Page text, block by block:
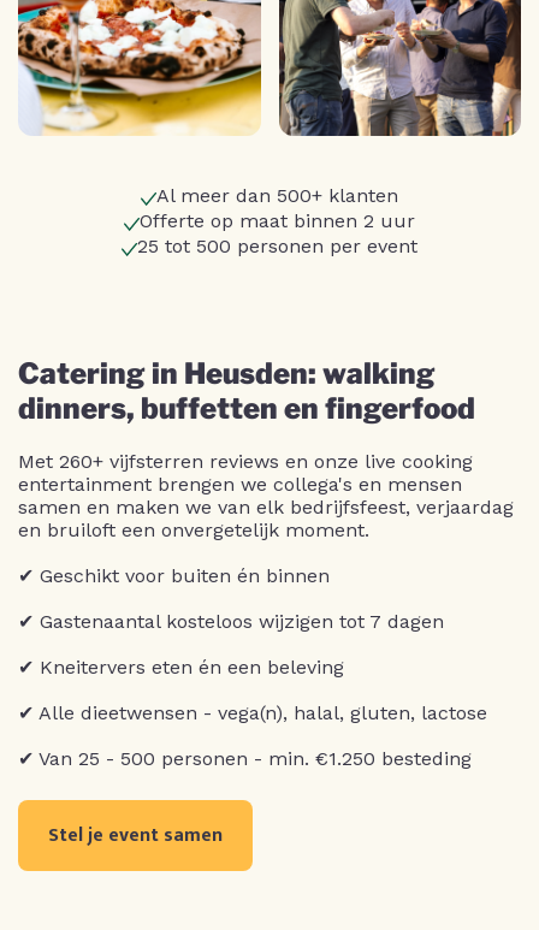
Al meer dan 500+ klanten
Offerte op maat binnen 2 uur
25 tot 500 personen per event
Catering in Heusden: walking
dinners, buffetten en fingerfood
Met 260+ vijfsterren reviews en onze live cooking
entertainment brengen we collega's en mensen
samen en maken we van elk bedrijfsfeest, verjaardag
en bruiloft een onvergetelijk moment.
✔ Geschikt voor buiten én binnen
✔ Gastenaantal kosteloos wijzigen tot 7 dagen
✔ Kneitervers eten én een beleving
✔ Alle dieetwensen - vega(n), halal, gluten, lactose
✔ Van 25 - 500 personen - min. €1.250 besteding
Stel je event samen